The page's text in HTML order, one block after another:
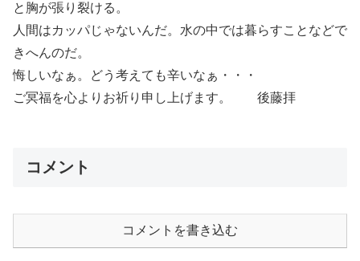
と胸が張り裂ける。
人間はカッパじゃないんだ。水の中では暮らすことなどで
きへんのだ。
悔しいなぁ。どう考えても辛いなぁ・・・
ご冥福を心よりお祈り申し上げます。 後藤拝
コメント
コメントを書き込む